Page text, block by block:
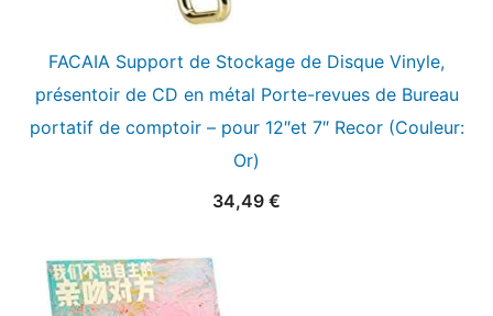
FACAIA Support de Stockage de Disque Vinyle,
présentoir de CD en métal Porte-revues de Bureau
portatif de comptoir – pour 12″et 7″ Recor (Couleur:
Or)
34,49 €